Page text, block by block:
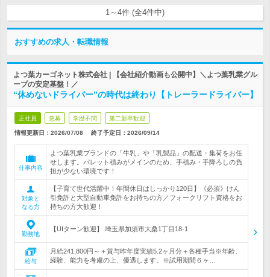
1～4件 (全4件中)
おすすめの求人・転職情報
よつ葉カーゴネット株式会社 | 【会社紹介動画も公開中】＼よつ葉乳業グル
ープの安定基盤！／
“休めないドライバー”の時代は終わり【トレーラードライバー】
正社員 急募 学歴不問 第二新卒歓迎
情報更新日：2026/07/08 終了予定日： 2026/09/14
仕事内容
よつ葉乳業ブランドの「牛乳」や「乳製品」の配送・集荷をお任
せします。パレット積みがメインのため、手積み・手降ろしの負
担が少ない環境です！
対象と
なる方
【子育て世代活躍中！年間休日はしっかり120日】《必須》けん
引免許と大型自動車免許をお持ちの方／フォークリフト資格をお
持ちの方大歓迎！
勤務地
【UIターン歓迎】 埼玉県加須市大桑1丁目18-1
給与
月給241,800円～＋賞与昨年度実績5.2ヶ月分＋各種手当※年齢、
経験、能力を考慮の上、優遇します。※試用期間６ヶ…